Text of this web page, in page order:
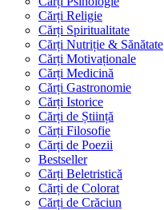
Cărți Religie
Cărți Spiritualitate
Cărți Nutriție & Sănătate
Cărți Motivaționale
Cărți Medicină
Cărți Gastronomie
Cărți Istorice
Cărți de Știință
Cărți Filosofie
Cărți de Poezii
Bestseller
Cărți Beletristică
Cărți de Colorat
Cărți de Crăciun